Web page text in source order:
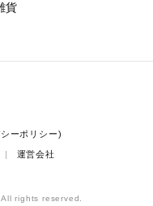
貨
ーポリシー)
運営会社
rights reserved.